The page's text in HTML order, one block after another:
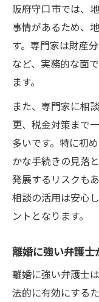
阪府守口市では、
事情があるため、
す。専門家は財産
など、実務的な面
ます。
また、専門家に相
更、税金対策まで
多いです。特に初
かな手続きの見落
発展するリスクも
相談の活用は安心
ントとなります。
離婚に強い弁護
離婚に強い弁護士
法的に有効にする